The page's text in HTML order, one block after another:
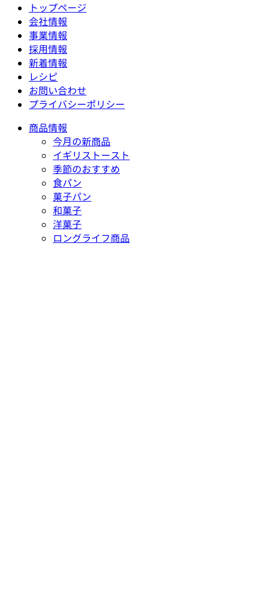
トップページ
会社情報
事業情報
採用情報
新着情報
レシピ
お問い合わせ
プライバシーポリシー
商品情報
今月の新商品
イギリストースト
季節のおすすめ
食パン
菓子パン
和菓子
洋菓子
ロングライフ商品